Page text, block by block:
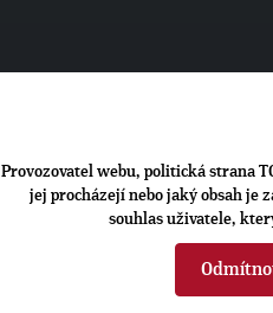
Provozovatel webu, politická strana
jej procházejí nebo jaký obsah je
souhlas uživatele,